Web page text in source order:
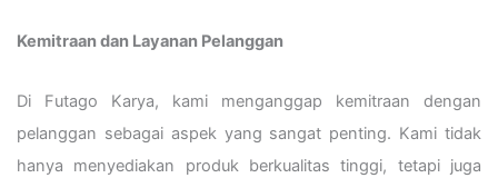
Kemitraan dan Layanan Pelanggan
Di Futago Karya, kami menganggap kemitraan dengan
pelanggan sebagai aspek yang sangat penting. Kami tidak
hanya menyediakan produk berkualitas tinggi, tetapi juga